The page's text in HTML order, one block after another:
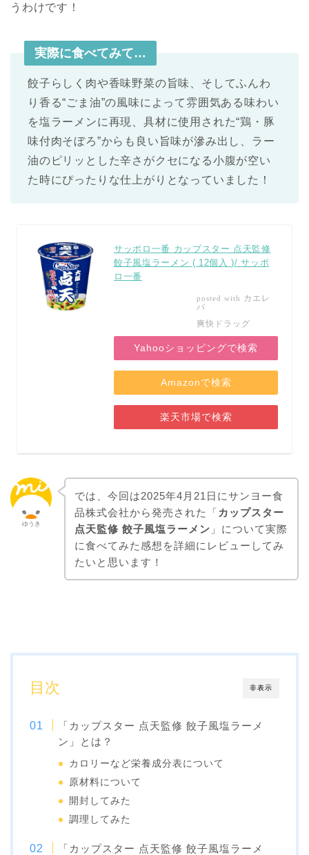
うわけです！
実際に食べてみて…
餃子らしく肉や香味野菜の旨味、そしてふんわ
り香る“ごま油”の風味によって雰囲気ある味わい
を塩ラーメンに再現、具材に使用された“鶏・豚
味付肉そぼろ”からも良い旨味が滲み出し、ラー
油のピリッとした辛さがクセになる小腹が空い
た時にぴったりな仕上がりとなっていました！
サッポロ一番 カップスター 点天監修
餃子風塩ラーメン ( 12個入 )/ サッポ
ロ一番
posted with カエレ
バ
爽快ドラッグ
Yahooショッピングで検索
Amazonで検索
楽天市場で検索
ゆうき
では、今回は2025年4月21日にサンヨー食
品株式会社から発売された「 カップスター
点天監修 餃子風塩ラーメン 」について実際
に食べてみた感想を詳細にレビューしてみ
たいと思います！
非表示
目次
「カップスター 点天監修 餃子風塩ラーメ
ン」とは？
カロリーなど栄養成分表について
原材料について
開封してみた
調理してみた
「カップスター 点天監修 餃子風塩ラーメ